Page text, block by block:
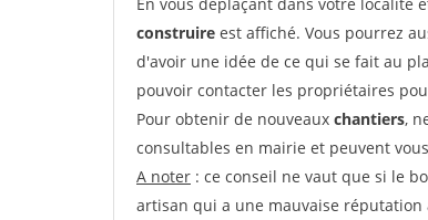
construire est affiché. Vous pourrez
d'avoir une idée de ce qui se fait au
pouvoir contacter les propriétaires
Pour obtenir de nouveaux chantiers,
consultables en mairie et peuvent
A noter : ce conseil ne vaut que si le
artisan qui a une mauvaise